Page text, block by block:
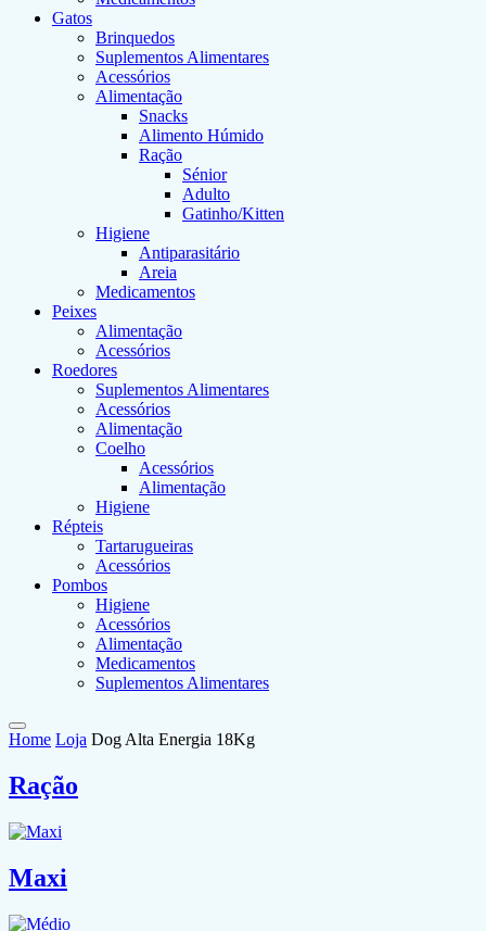
Gatos
Brinquedos
Suplementos Alimentares
Acessórios
Alimentação
Snacks
Alimento Húmido
Ração
Sénior
Adulto
Gatinho/Kitten
Higiene
Antiparasitário
Areia
Medicamentos
Peixes
Alimentação
Acessórios
Roedores
Suplementos Alimentares
Acessórios
Alimentação
Coelho
Acessórios
Alimentação
Higiene
Répteis
Tartarugueiras
Acessórios
Pombos
Higiene
Acessórios
Alimentação
Medicamentos
Suplementos Alimentares
Home Loja Dog Alta Energia 18Kg
Ração
Maxi